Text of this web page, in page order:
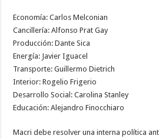
Economía: Carlos Melconian
Cancillería: Alfonso Prat Gay
Producción: Dante Sica
Energía: Javier Iguacel
Transporte: Guillermo Dietrich
Interior: Rogelio Frigerio
Desarrollo Social: Carolina Stanley
Educación: Alejandro Finocchiaro
Macri debe resolver una interna política